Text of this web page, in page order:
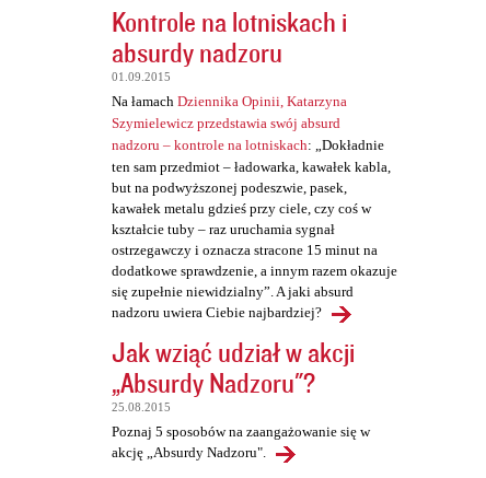
Kontrole na lotniskach i
absurdy nadzoru
01.09.2015
Na łamach Dziennika Opinii, Katarzyna
Szymielewicz przedstawia swój absurd
nadzoru – kontrole na lotniskach: „Dokładnie
ten sam przedmiot – ładowarka, kawałek kabla,
but na podwyższonej podeszwie, pasek,
kawałek metalu gdzieś przy ciele, czy coś w
kształcie tuby – raz uruchamia sygnał
ostrzegawczy i oznacza stracone 15 minut na
dodatkowe sprawdzenie, a innym razem okazuje
się zupełnie niewidzialny”. A jaki absurd
nadzoru uwiera Ciebie najbardziej?
Jak wziąć udział w akcji
„Absurdy Nadzoru"?
25.08.2015
Poznaj 5 sposobów na zaangażowanie się w
akcję „Absurdy Nadzoru".